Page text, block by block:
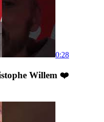
0:28
Willem ❤️